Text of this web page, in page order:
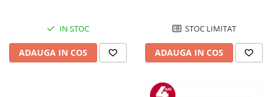
IN STOC
ADAUGA IN COS
STOC LIMITAT
ADAUGA IN COS